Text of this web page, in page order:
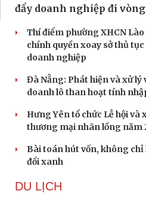
đẩy doanh nghiệp đi vòng
Thí điểm phường XHCN Lào
chính quyền xoay sở thủ
doanh nghiệp
Đà Nẵng: Phát hiện và xử lý
doanh lô than hoạt tính
Hưng Yên tổ chức Lễ hội và
thương mại nhãn lồng năm
Bài toán hút vốn, không chỉ
đổi xanh
DU LỊCH